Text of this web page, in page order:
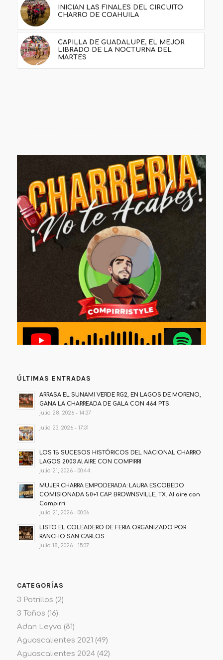
INICIAN LAS FINALES DEL CIRCUITO
CHARRO DE COAHUILA
CAPILLA DE GUADALUPE, EL MEJOR
LIBRADO DE LA NOCTURNA DEL
MARTES
ÚLTIMAS ENTRADAS
ARRASA EL SUNAMI VERDE RG2, EN LAGOS DE MORENO,
GANA LA CHARREADA DE GALA CON 464 PTS.
julio 28, 2026 - 14:37
julio 23, 2026 - 17:31
LOS 15 SUCESOS HISTÓRICOS DEL NACIONAL CHARRO
LAGOS 2003 Al AIRE CON COMPIRRI
julio 21, 2026 - 00:44
MUJER CHARRA EMPODERADA: LAURA ESCOBEDO
COMISIONADA 50+1 CAP. BROWNSVILLE, TX. Al aire con
Compirri
julio 21, 2026 - 00:36
LISTO EL COLEADERO DE FERIA ORGANIZADO POR
RANCHO SAN CARLOS
julio 18, 2026 - 15:37
CATEGORÍAS
3 Potrillos (2)
3 Toños (16)
Adan Leyva (81)
Aguascalientes 2021 (49)
Aguascalientes 2024(42)